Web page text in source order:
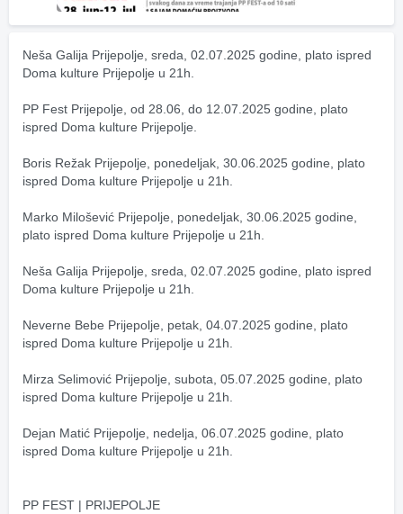
Neša Galija Prijepolje, sreda, 02.07.2025 godine, plato ispred
Doma kulture Prijepolje u 21h.
PP Fest Prijepolje, od 28.06, do 12.07.2025 godine, plato
ispred Doma kulture Prijepolje.
Boris Režak Prijepolje, ponedeljak, 30.06.2025 godine, plato
ispred Doma kulture Prijepolje u 21h.
Marko Milošević Prijepolje, ponedeljak, 30.06.2025 godine,
plato ispred Doma kulture Prijepolje u 21h.
Neša Galija Prijepolje, sreda, 02.07.2025 godine, plato ispred
Doma kulture Prijepolje u 21h.
Neverne Bebe Prijepolje, petak, 04.07.2025 godine, plato
ispred Doma kulture Prijepolje u 21h.
Mirza Selimović Prijepolje, subota, 05.07.2025 godine, plato
ispred Doma kulture Prijepolje u 21h.
Dejan Matić Prijepolje, nedelja, 06.07.2025 godine, plato
ispred Doma kulture Prijepolje u 21h.
PP FEST | PRIJEPOLJE